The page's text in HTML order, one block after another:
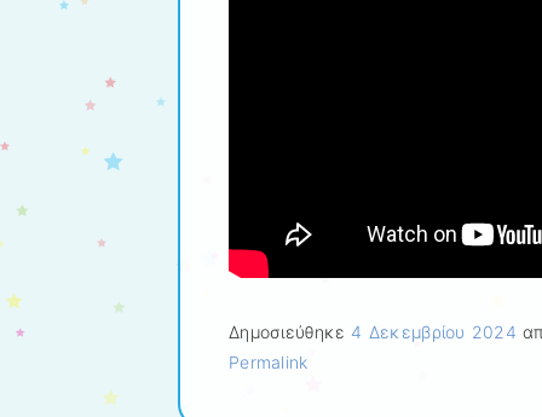
Δημοσιεύθηκε 4 Δεκεμβρίου 2024
Permalink